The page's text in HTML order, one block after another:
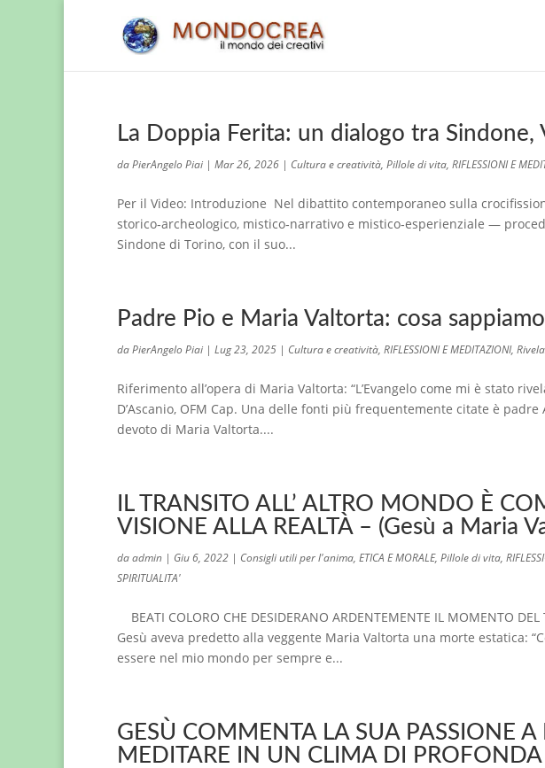
La Doppia Ferita: un dialogo tra Sindone,
daPierAngelo Piai | Mar 26, 2026 | Cultura e creatività, Pillole di vita, RIFLESSIONI E
Per il Video: Introduzione Nel dibattito contemporaneo sulla
storico‑archeologico, mistico‑narrativo e mistico‑esperienziale —
Sindone di Torino, con il suo...
Padre Pio e Maria Valtorta: cosa
daPierAngelo Piai | Lug 23, 2025 | Cultura e creatività, RIFLESSIONI E MEDITAZIONI,
Riferimento all’opera di Maria Valtorta: “L’Evangelo come mi è stato
D’Ascanio, OFM Cap. Una delle fonti più frequentemente citate è padre
devoto di Maria Valtorta....
IL TRANSITO ALL’ ALTRO MONDO È
VISIONE ALLA REALTÀ – (Gesù a Maria
daadmin | Giu 6, 2022 | Consigli utili per l'anima, ETICA E MORALE, Pillole di vita,
SPIRITUALITA'
BEATI COLORO CHE DESIDERANO ARDENTEMENTE IL MOMENTO
Gesù aveva predetto alla veggente Maria Valtorta una morte estatica:
essere nel mio mondo per sempre e...
GESÙ COMMENTA LA SUA PASSIONE
MEDITARE IN UN CLIMA DI PROFONDA